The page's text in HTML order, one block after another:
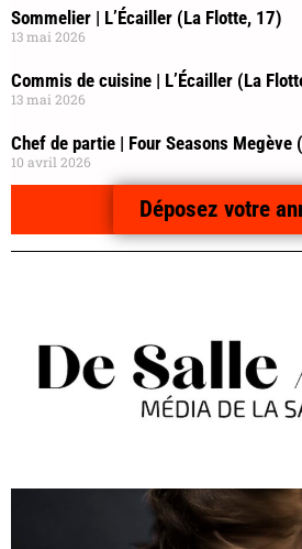
Sommelier | L’Écailler (La Flotte, 17)
13 mai 2026
Commis de cuisine | L’Écailler (La
13 mai 2026
Chef de partie | Four Seasons Megève
10 avril 2026
Déposez votre